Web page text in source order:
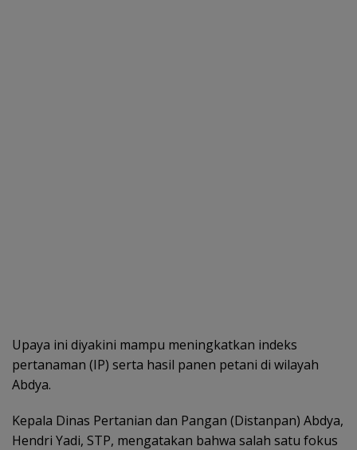
Upaya ini diyakini mampu meningkatkan indeks
pertanaman (IP) serta hasil panen petani di wilayah
Abdya.
Kepala Dinas Pertanian dan Pangan (Distanpan) Abdya,
Hendri Yadi, STP, mengatakan bahwa salah satu fokus